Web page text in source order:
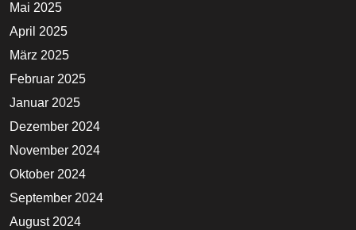
Mai 2025
April 2025
März 2025
Februar 2025
Januar 2025
Dezember 2024
November 2024
Oktober 2024
September 2024
August 2024